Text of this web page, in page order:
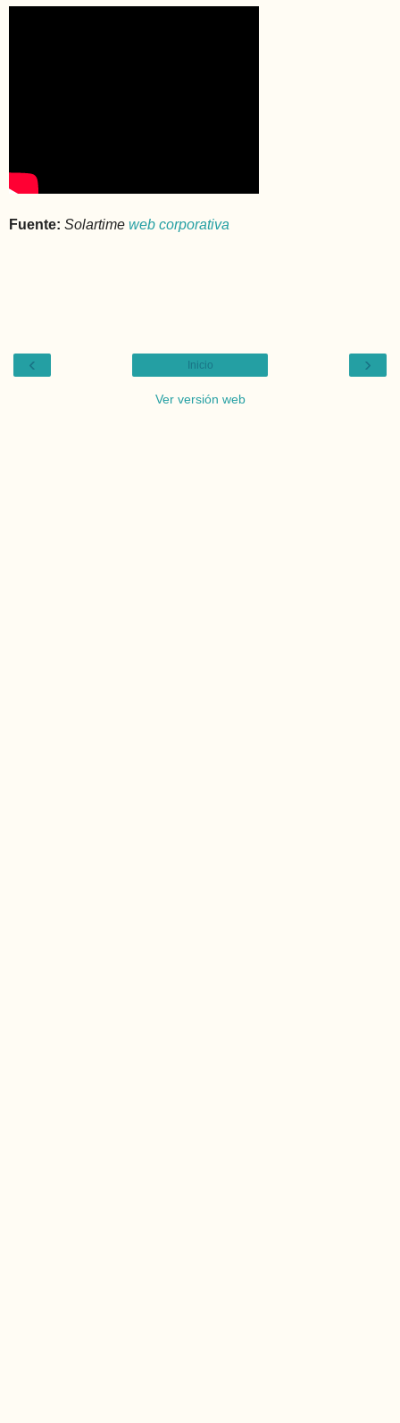
Fuente: Solartime web corporativa
‹ ›
Inicio
Ver versión web